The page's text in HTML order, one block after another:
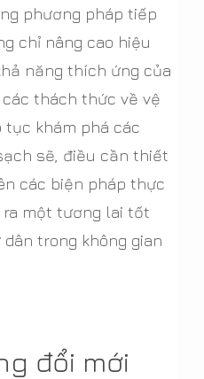
phương pháp tiếp
chỉ nâng cao hiệu
năng thích ứng của
thách thức về vệ
tục khám phá các
sẽ, điều cần thiết
các biện pháp thực
một tương lai tốt
trong không gian
đổi mới